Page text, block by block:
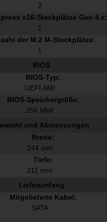
2
x16-Steckplätze Gen 4.x:
1
der M.2 M-Steckplätze:
1
BIOS
BIOS-Typ:
UEFI AMI
BIOS-Speichergröße:
256 Mbit
und Abmessungen
Breite:
244 mm
Tiefe:
211 mm
Lieferumfang
Mitgelieferte Kabel:
SATA